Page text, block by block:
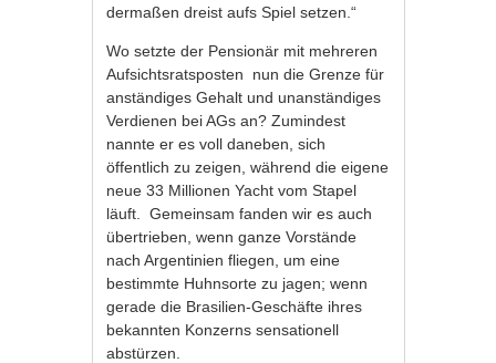
dermaßen dreist aufs Spiel setzen.“
Wo setzte der Pensionär mit mehreren
Aufsichtsratsposten nun die Grenze für
anständiges Gehalt und unanständiges
Verdienen bei AGs an? Zumindest
nannte er es voll daneben, sich
öffentlich zu zeigen, während die eigene
neue 33 Millionen Yacht vom Stapel
läuft. Gemeinsam fanden wir es auch
übertrieben, wenn ganze Vorstände
nach Argentinien fliegen, um eine
bestimmte Huhnsorte zu jagen; wenn
gerade die Brasilien-Geschäfte ihres
bekannten Konzerns sensationell
abstürzen.